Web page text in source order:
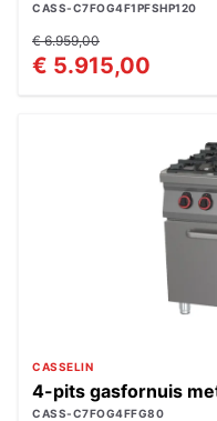
CASS-C7FOG4F1PFSHP120
€ 6.959,00
€ 5.915,00
CASSELIN
4-pits gasfornuis
CASS-C7FOG4FFG80